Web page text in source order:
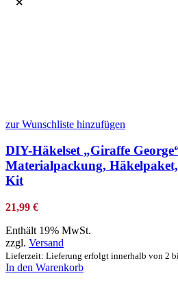
zur Wunschliste hinzufügen
DIY-Häkelset „Giraffe
Materialpackung,
Kit
21,99 €
Enthält 19% MwSt.
zzgl. Versand
Lieferzeit: Lieferung erfolgt innerhalb von 2
In den Warenkorb